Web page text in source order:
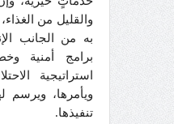
والقليل من
به من الجانب
برامج أمنية
استراتيجية
ويأمرها،
تنفيذها.